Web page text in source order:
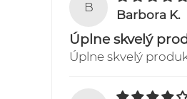
B
Barbora K.
Úplne skvelý
Úplne skvelý